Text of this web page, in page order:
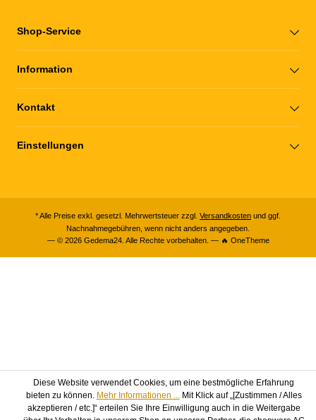
Shop-Service
Information
Kontakt
Einstellungen
* Alle Preise exkl. gesetzl. Mehrwertsteuer zzgl. Versandkosten und ggf.
Nachnahmegebühren, wenn nicht anders angegeben.
— © 2026 Gedema24. Alle Rechte vorbehalten. — 🔥 OneTheme
Diese Website verwendet Cookies, um eine bestmögliche Erfahrung
bieten zu können. Mehr Informationen ...Mit Klick auf „[Zustimmen / Alles
akzeptieren / etc.]“ erteilen Sie Ihre Einwilligung auch in die Weitergabe